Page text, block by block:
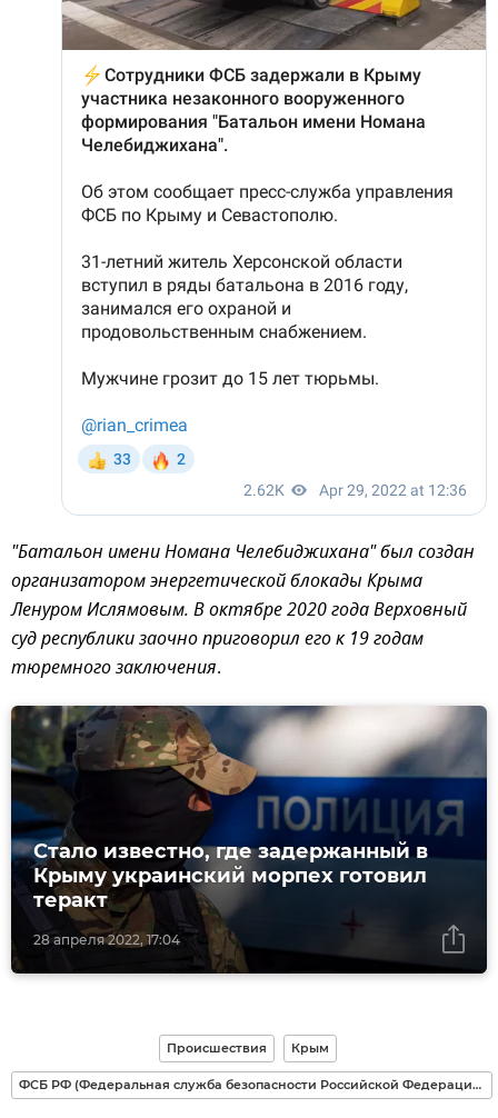
"Батальон имени Номана Челебиджихана" был создан
организатором энергетической блокады Крыма
Ленуром Ислямовым. В октябре 2020 года Верховный
суд республики заочно приговорил его к 19 годам
тюремного заключения.
28 апреля 2022, 17:04
Стало известно, где задержанный в
Крыму украинский морпех готовил
теракт
Происшествия Крым
ФСБ РФ (Федеральная служба безопасности Российской Федерации)